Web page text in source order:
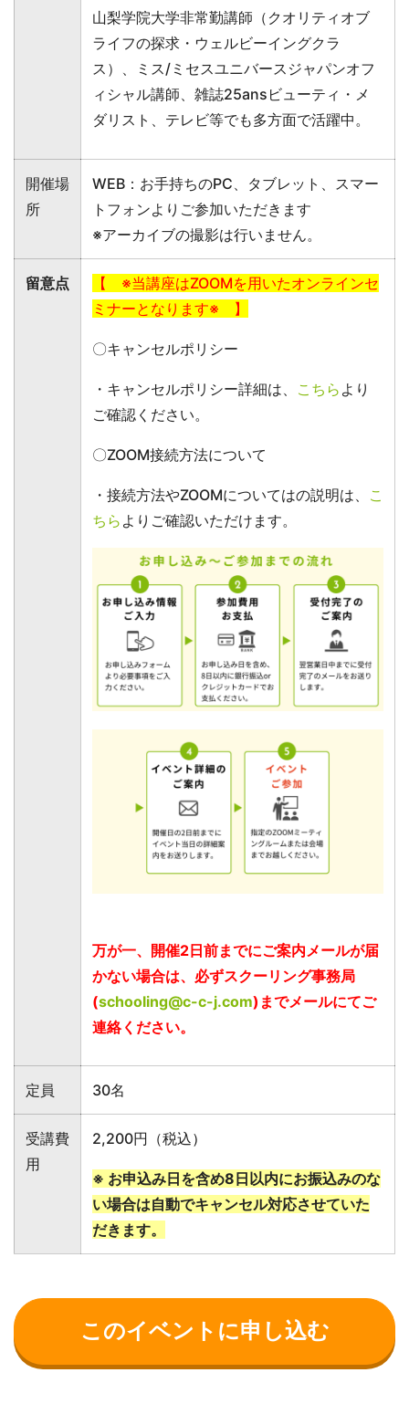
山梨学院大学非常勤講師（クオリティオブ
ライフの探求・ウェルビーイングクラ
ス）、ミス/ミセスユニバースジャパンオフ
ィシャル講師、雑誌25ansビューティ・メ
ダリスト、テレビ等でも多方面で活躍中。
開催場
所
WEB：お手持ちのPC、タブレット、スマー
トフォンよりご参加いただきます
※アーカイブの撮影は行いません。
留意点
【 ※当講座はZOOMを用いたオンラインセ
ミナーとなります※ 】
〇キャンセルポリシー
・キャンセルポリシー詳細は、 こちら より
ご確認ください。
〇ZOOM接続方法について
・接続方法やZOOMについてはの説明は、 こ
ちら よりご確認いただけます。
万が一、開催2日前までにご案内メールが届
かない場合は、必ずスクーリング事務局
(schooling@c-c-j.com)までメールにてご
連絡ください。
定員 30名
受講費
用
2,200円（税込）
※ お申込み日を含め8日以内にお振込みのな
い場合は自動でキャンセル対応させていた
だきます。
このイベントに申し込む